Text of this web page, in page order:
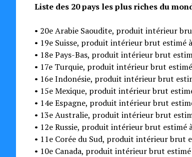
Liste des 20 pays les plus riches du
• 20e Arabie Saoudite, produit intérieur
• 19e Suisse, produit intérieur brut estimé
• 18e Pays-Bas, produit intérieur brut
• 17e Turquie, produit intérieur brut
• 16e Indonésie, produit intérieur brut
• 15e Mexique, produit intérieur brut
• 14e Espagne, produit intérieur brut
• 13e Australie, produit intérieur brut
• 12e Russie, produit intérieur brut estimé
• 11e Corée du Sud, produit intérieur brut
• 10e Canada, produit intérieur brut